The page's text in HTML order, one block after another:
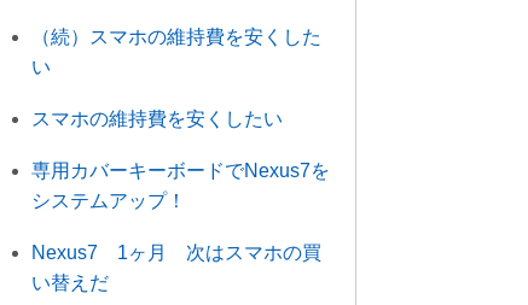
（続）スマホの維持費を安くした
い
スマホの維持費を安くしたい
専用カバーキーボードでNexus7を
システムアップ！
Nexus7 1ヶ月 次はスマホの買
い替えだ